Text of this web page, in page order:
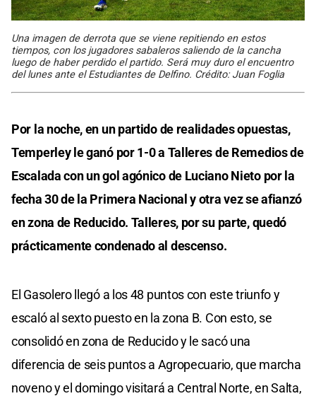
Una imagen de derrota que se viene repitiendo en estos
tiempos, con los jugadores sabaleros saliendo de la cancha
luego de haber perdido el partido. Será muy duro el encuentro
del lunes ante el Estudiantes de Delfino. Crédito: Juan Foglia
Por la noche, en un partido de realidades opuestas,
Temperley le ganó por 1-0 a Talleres de Remedios de
Escalada con un gol agónico de Luciano Nieto por la
fecha 30 de la Primera Nacional y otra vez se afianzó
en zona de Reducido. Talleres, por su parte, quedó
prácticamente condenado al descenso.
El Gasolero llegó a los 48 puntos con este triunfo y
escaló al sexto puesto en la zona B. Con esto, se
consolidó en zona de Reducido y le sacó una
diferencia de seis puntos a Agropecuario, que marcha
noveno y el domingo visitará a Central Norte, en Salta,